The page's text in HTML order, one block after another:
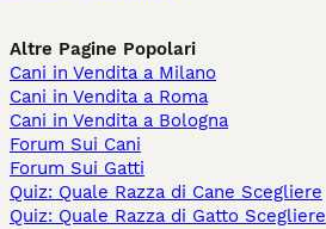
Altre Pagine Popolari
Cani in Vendita a Milano
Cani in Vendita a Roma
Cani in Vendita a Bologna
Forum Sui Cani
Forum Sui Gatti
Quiz: Quale Razza di Cane Scegliere
Quiz: Quale Razza di Gatto Scegliere